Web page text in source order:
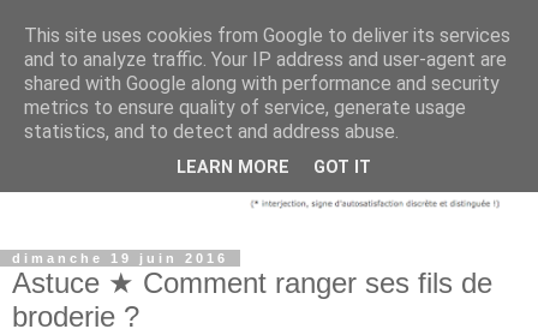
dimanche 19 juin 2016
Astuce ★ Comment ranger ses fils de
broderie ?
This site uses cookies from Google to deliver its services
and to analyze traffic. Your IP address and user-agent are
shared with Google along with performance and security
metrics to ensure quality of service, generate usage
statistics, and to detect and address abuse.
LEARN MORE GOT IT